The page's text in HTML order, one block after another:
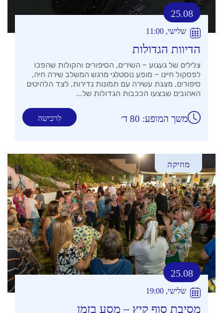
25.08
שלישי, 11:00
הדיוות הגדולות
צלילים של געגוע – השירים, הסיפורים והקולות שהפכו
לפסקול חיינו – מופע נוסטלגי מרגש המשלב שירה חיה,
סיפורים, מצגת עשירה עם תמונות נדירות, לצד הלהיטים
האהובים שבצעו הככבות הגדולות של...
לרכישה משך המופע: 80 ד׳
מוזיקה
25.08
שלישי, 19:00
מסיבת סוף קיץ – מסע בזמן